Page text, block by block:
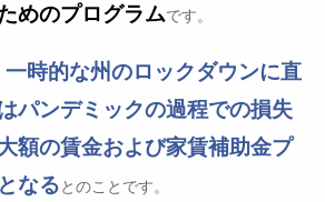
めのプログラムです。
一時的な州のロックダウンに直
パンデミックの過程での損失
額の賃金および家賃補助金プ
なるとのことです。